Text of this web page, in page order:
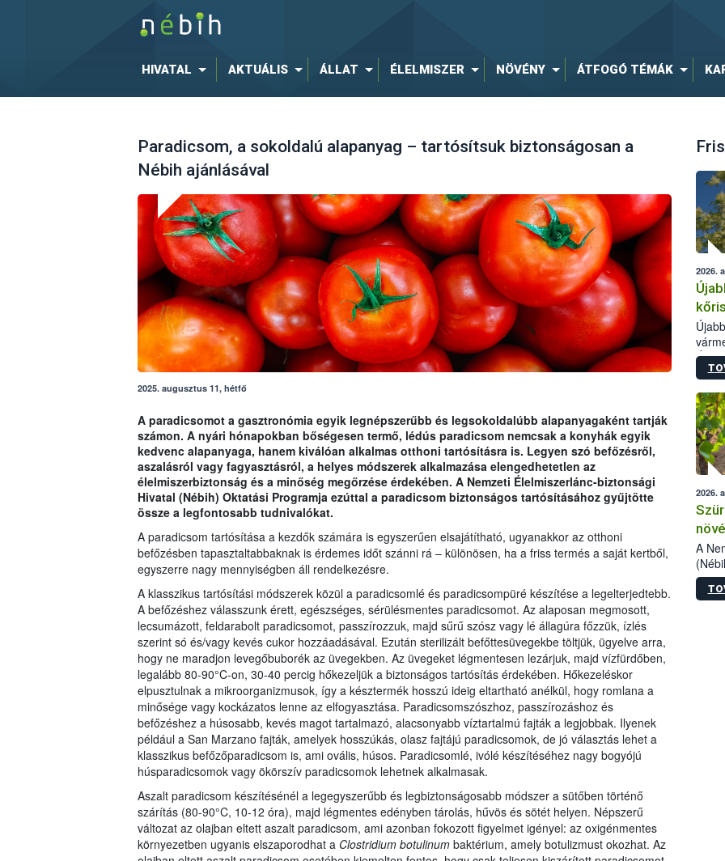
HIVATAL AKTUÁLIS ÁLLAT ÉLELMISZER NÖVÉNY ÁTFOGÓ TÉMÁK
Paradicsom, a sokoldalú alapanyag – tartósítsuk biztonságosan a
Nébih ajánlásával
2025. augusztus 11, hétfő
A paradicsomot a gasztronómia egyik legnépszerűbb és legsokoldalúbb alapanyagaként tartják
számon. A nyári hónapokban bőségesen termő, lédús paradicsom nemcsak a konyhák egyik
kedvenc alapanyaga, hanem kiválóan alkalmas otthoni tartósításra is. Legyen szó befőzésről,
aszalásról vagy fagyasztásról, a helyes módszerek alkalmazása elengedhetetlen az
élelmiszerbiztonság és a minőség megőrzése érdekében. A Nemzeti Élelmiszerlánc-biztonsági
Hivatal (Nébih) Oktatási Programja ezúttal a paradicsom biztonságos tartósításához gyűjtötte
össze a legfontosabb tudnivalókat.
A paradicsom tartósítása a kezdők számára is egyszerűen elsajátítható, ugyanakkor az otthoni
befőzésben tapasztaltabbaknak is érdemes időt szánni rá – különösen, ha a friss termés a saját kertből,
egyszerre nagy mennyiségben áll rendelkezésre.
A klasszikus tartósítási módszerek közül a paradicsomlé és paradicsompüré készítése a legelterjedtebb.
A befőzéshez válasszunk érett, egészséges, sérülésmentes paradicsomot. Az alaposan megmosott,
lecsumázott, feldarabolt paradicsomot, passzírozzuk, majd sűrű szósz vagy lé állagúra főzzük, ízlés
szerint só és/vagy kevés cukor hozzáadásával. Ezután sterilizált befőttesüvegekbe töltjük, ügyelve arra,
hogy ne maradjon levegőbuborék az üvegekben. Az üvegeket légmentesen lezárjuk, majd vízfürdőben,
legalább 80-90°C-on, 30-40 percig hőkezeljük a biztonságos tartósítás érdekében. Hőkezeléskor
elpusztulnak a mikroorganizmusok, így a késztermék hosszú ideig eltartható anélkül, hogy romlana a
minősége vagy kockázatos lenne az elfogyasztása. Paradicsomszószhoz, passzírozáshoz és
befőzéshez a húsosabb, kevés magot tartalmazó, alacsonyabb víztartalmú fajták a legjobbak. Ilyenek
például a San Marzano fajták, amelyek hosszúkás, olasz fajtájú paradicsomok, de jó választás lehet a
klasszikus befőzőparadicsom is, ami ovális, húsos. Paradicsomlé, ivólé készítéséhez nagy bogyójú
húsparadicsomok vagy ökörszív paradicsomok lehetnek alkalmasak.
Aszalt paradicsom készítésénél a legegyszerűbb és legbiztonságosabb módszer a sütőben történő
szárítás (80-90°C, 10-12 óra), majd légmentes edényben tárolás, hűvös és sötét helyen. Népszerű
változat az olajban eltett aszalt paradicsom, ami azonban fokozott figyelmet igényel: az oxigénmentes
környezetben ugyanis elszaporodhat a Clostridium botulinumbaktérium, amely botulizmust okozhat. Az
2026.
2026.
A